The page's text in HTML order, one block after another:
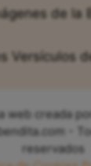
de la
Versículos
web creada
-
reservados